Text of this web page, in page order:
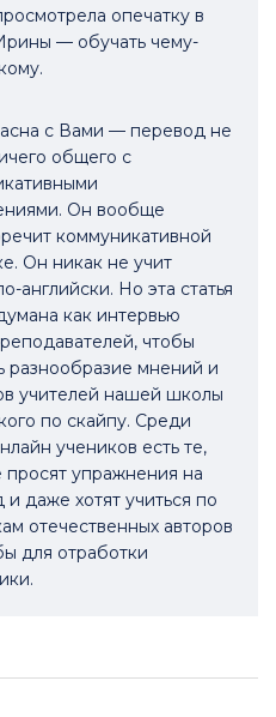
опечатку в
— обучать чему-
с Вами — перевод не
общего с
Он вообще
коммуникативной
Он никак не учит
английски. Но эта статья
как интервью
чтобы
разнообразие мнений и
учителей нашей школы
по скайпу. Среди
учеников есть те,
просят упражнения на
и даже хотят учиться по
отечественных авторов
для отработки